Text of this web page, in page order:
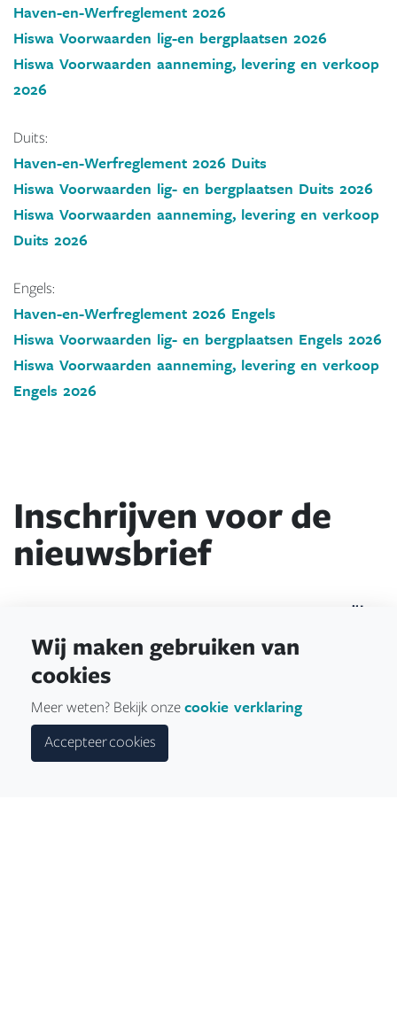
Haven-en-Werfreglement 2026
Hiswa Voorwaarden lig-en bergplaatsen 2026
Hiswa Voorwaarden aanneming, levering en verkoop
2026
Duits:
Haven-en-Werfreglement 2026 Duits
Hiswa Voorwaarden lig- en bergplaatsen Duits 2026
Hiswa Voorwaarden aanneming, levering en verkoop
Duits 2026
Engels:
Haven-en-Werfreglement 2026 Engels
Hiswa Voorwaarden lig- en bergplaatsen Engels 2026
Hiswa Voorwaarden aanneming, levering en verkoop
Engels 2026
Wij maken gebruiken van
cookies
Meer weten? Bekijk onze cookie verklaring
Accepteer cookies
Inschrijven voor de
nieuwsbrief